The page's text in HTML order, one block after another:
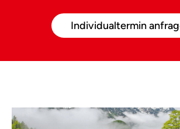
Individualtermin